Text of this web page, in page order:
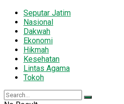
Seputar Jatim
Nasional
Dakwah
Ekonomi
Hikmah
Kesehatan
Lintas Agama
Tokoh